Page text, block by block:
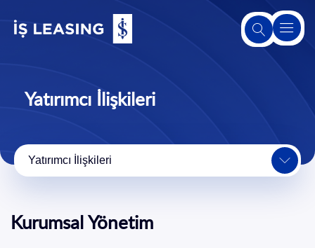
ve
2. El Satış
Yatırımcı İlişkileri
Yatırımcı İlişkileri
Kurumsal Yönetim